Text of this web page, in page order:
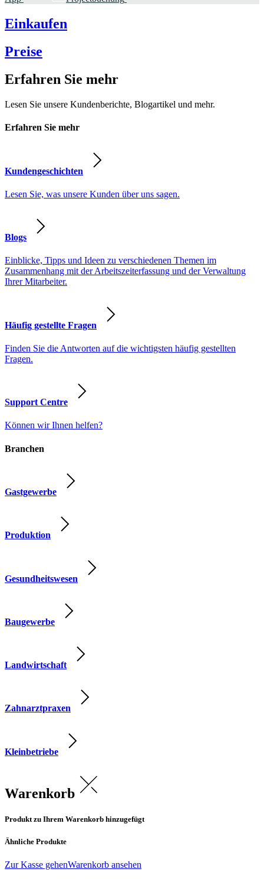
Einkaufen
Preise
Erfahren Sie mehr
Lesen Sie unsere Kundenberichte, Blogartikel und mehr.
Erfahren Sie mehr
Kundengeschichten
Lesen Sie, was unsere Kunden über uns sagen.
Blogs
Einblicke, Tipps und Ideen zu verschiedenen Themen im
Zusammenhang mit der Arbeitszeiterfassung und der Verwaltung
Ihrer Mitarbeiter.
Häufig gestellte Fragen
Finden Sie die Antworten auf die wichtigsten häufig gestellten
Fragen.
Support Centre
Können wir Ihnen helfen?
Branchen
Gastgewerbe
Produktion
Gesundheitswesen
Baugewerbe
Landwirtschaft
Zahnarztpraxen
Kleinbetriebe
Warenkorb
Produkt zu Ihrem Warenkorb hinzugefügt
Ähnliche Produkte
Zur Kasse gehenWarenkorb ansehen